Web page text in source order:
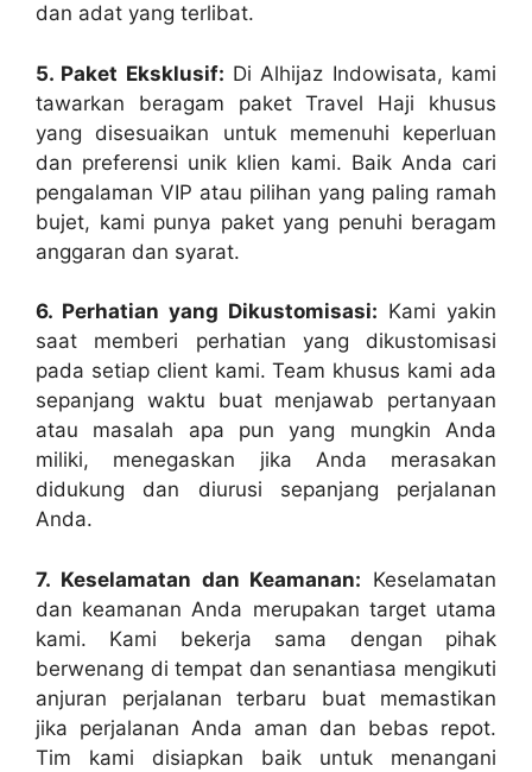
dan adat yang terlibat.
5. Paket Eksklusif: Di Alhijaz Indowisata, kami
tawarkan beragam paket Travel Haji khusus
yang disesuaikan untuk memenuhi keperluan
dan preferensi unik klien kami. Baik Anda cari
pengalaman VIP atau pilihan yang paling ramah
bujet, kami punya paket yang penuhi beragam
anggaran dan syarat.
6. Perhatian yang Dikustomisasi: Kami yakin
saat memberi perhatian yang dikustomisasi
pada setiap client kami. Team khusus kami ada
sepanjang waktu buat menjawab pertanyaan
atau masalah apa pun yang mungkin Anda
miliki, menegaskan jika Anda merasakan
didukung dan diurusi sepanjang perjalanan
Anda.
7. Keselamatan dan Keamanan: Keselamatan
dan keamanan Anda merupakan target utama
kami. Kami bekerja sama dengan pihak
berwenang di tempat dan senantiasa mengikuti
anjuran perjalanan terbaru buat memastikan
jika perjalanan Anda aman dan bebas repot.
Tim kami disiapkan baik untuk menangani